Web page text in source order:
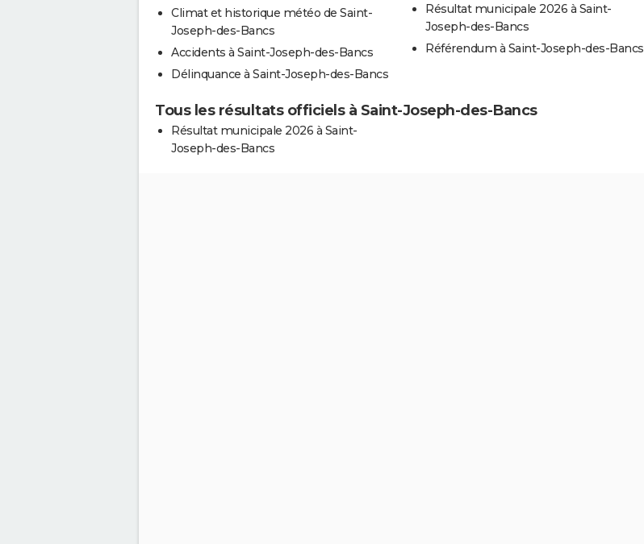
Climat et historique météo de Saint-
Joseph-des-Bancs
Accidents à Saint-Joseph-des-Bancs
Délinquance à Saint-Joseph-des-Bancs
Résultat municipale 2026 à Saint-
Joseph-des-Bancs
Référendum à Saint-Joseph-des-Bancs
Tous les résultats officiels à Saint-Joseph-des-Bancs
Résultat municipale 2026 à Saint-
Joseph-des-Bancs